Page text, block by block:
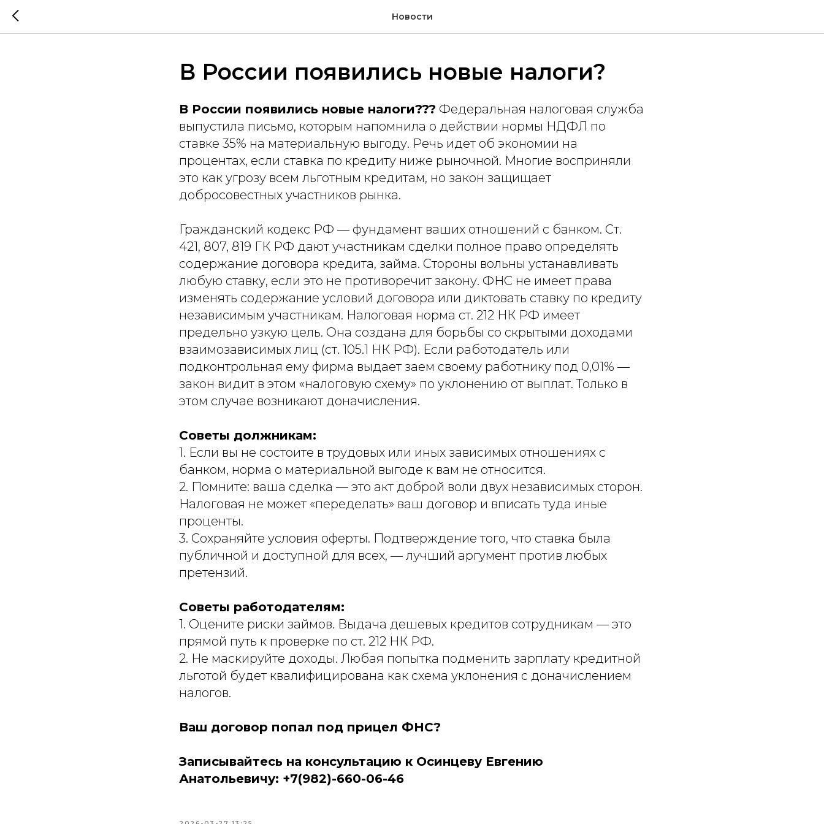
Новости
В России появились новые налоги?
В России появились новые налоги??? Федеральная налоговая служба
выпустила письмо, которым напомнила о действии нормы НДФЛ по
ставке 35% на материальную выгоду. Речь идет об экономии на
процентах, если ставка по кредиту ниже рыночной. Многие восприняли
это как угрозу всем льготным кредитам, но закон защищает
добросовестных участников рынка.
Гражданский кодекс РФ — фундамент ваших отношений с банком. Ст.
421, 807, 819 ГК РФ дают участникам сделки полное право определять
содержание договора кредита, займа. Стороны вольны устанавливать
любую ставку, если это не противоречит закону. ФНС не имеет права
изменять содержание условий договора или диктовать ставку по кредиту
независимым участникам. Налоговая норма ст. 212 НК РФ имеет
предельно узкую цель. Она создана для борьбы со скрытыми доходами
взаимозависимых лиц (ст. 105.1 НК РФ). Если работодатель или
подконтрольная ему фирма выдает заем своему работнику под 0,01% —
закон видит в этом «налоговую схему» по уклонению от выплат. Только в
этом случае возникают доначисления.
Советы должникам:
1. Если вы не состоите в трудовых или иных зависимых отношениях с
банком, норма о материальной выгоде к вам не относится.
2. Помните: ваша сделка — это акт доброй воли двух независимых сторон.
Налоговая не может «переделать» ваш договор и вписать туда иные
проценты.
3. Сохраняйте условия оферты. Подтверждение того, что ставка была
публичной и доступной для всех, — лучший аргумент против любых
претензий.
Советы работодателям:
1. Оцените риски займов. Выдача дешевых кредитов сотрудникам — это
прямой путь к проверке по ст. 212 НК РФ.
2. Не маскируйте доходы. Любая попытка подменить зарплату кредитной
льготой будет квалифицирована как схема уклонения с доначислением
налогов.
Ваш договор попал под прицел ФНС?
Записывайтесь на консультацию к Осинцеву Евгению
Анатольевичу: +7(982)-660-06-46